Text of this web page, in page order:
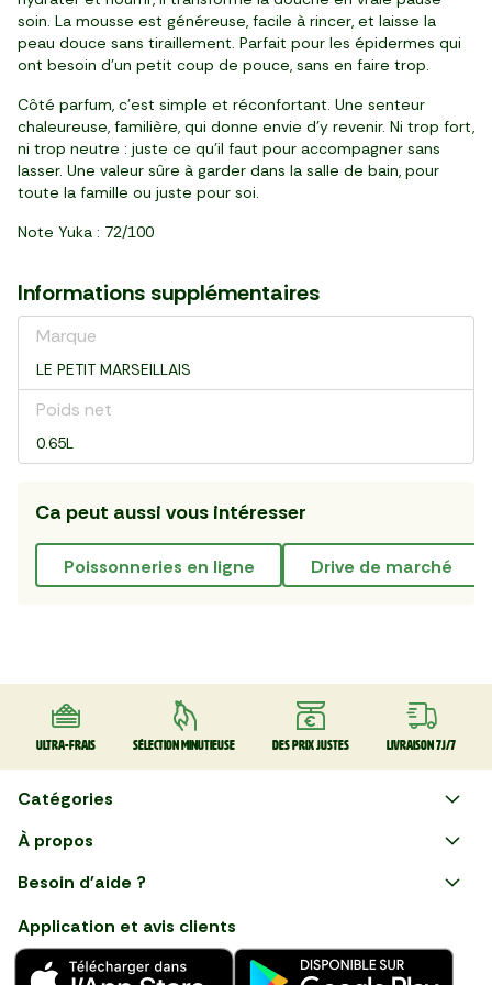
soin. La mousse est généreuse, facile à rincer, et laisse la
peau douce sans tiraillement. Parfait pour les épidermes qui
ont besoin d’un petit coup de pouce, sans en faire trop.
Côté parfum, c’est simple et réconfortant. Une senteur
chaleureuse, familière, qui donne envie d’y revenir. Ni trop fort,
ni trop neutre : juste ce qu’il faut pour accompagner sans
lasser. Une valeur sûre à garder dans la salle de bain, pour
toute la famille ou juste pour soi.
Note Yuka : 72/100
Informations supplémentaires
Marque
LE PETIT MARSEILLAIS
Poids net
0.65L
Ca peut aussi vous intéresser
poissonneries en ligne drive de marché
Ultra-frais Sélection minutieuse Des prix justes Livraison 7J/7
Catégories
Faire ses courses en ligne
Nouveautés
Fruits
À propos
et savoir-faire français en
choisissant notre service de
livraison de produits frais et
Besoin d'aide ?
Application et avis clients